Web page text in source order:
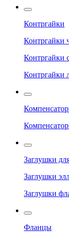
Контргайки
Контргайки
Контргайки
Контргайки
Заглушки
Заглушки
Заглушки
Фланцы